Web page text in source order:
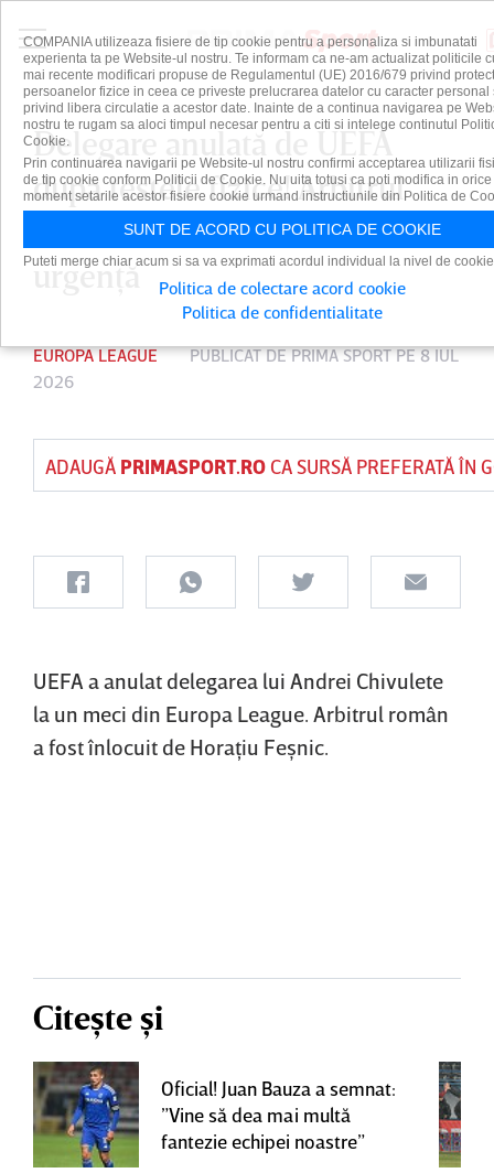
Delegare anulată de UEFA
după testele fizice! Arbitrul
român a fost înlocuit de
urgenţă
EUROPA LEAGUE PUBLICAT DEPRIMA SPORTPE 8 IUL
2026
ADAUGĂ PRIMASPORT.ROCA SURSĂ PREFERATĂ ÎN
UEFA a anulat delegarea lui Andrei Chivulete
la un meci din Europa League. Arbitrul român
a fost înlocuit de Horaţiu Feşnic.
Citește și
Oficial! Juan Bauza a semnat:
”Vine să dea mai multă
fantezie echipei noastre”
COMPANIA utilizeaza fisiere de tip cookie pentru a personaliza si imbunatati
experienta ta pe Website-ul nostru. Te informam ca ne-am actualizat politicile
mai recente modificari propuse de Regulamentul (UE) 2016/679 privind
persoanelor fizice in ceea ce priveste prelucrarea datelor cu caracter personal
privind libera circulatie a acestor date. Inainte de a continua navigarea pe
nostru te rugam sa aloci timpul necesar pentru a citi si intelege continutul
Cookie.
Prin continuarea navigarii pe Website-ul nostru confirmi acceptarea utilizarii
de tip cookie conform Politicii de Cookie. Nu uita totusi ca poti modifica in orice
moment setarile acestor fisiere cookie urmand instructiunile din Politica de
SUNT DE ACORD CU POLITICA DE COOKIE
Puteti merge chiar acum si sa va exprimati acordul individual la nivel de
Politica de colectare acord cookie
Politica de confidentialitate